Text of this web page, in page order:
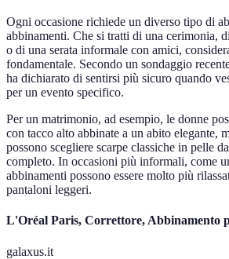
Ogni occasione richiede un diverso tipo di
abbinamenti. Che si tratti di una cerimonia,
o di una serata informale con amici,
fondamentale. Secondo un sondaggio
ha dichiarato di sentirsi più sicuro quando
per un evento specifico.
Per un matrimonio, ad esempio, le donne
con tacco alto abbinate a un abito elegante,
possono scegliere scarpe classiche in pelle
completo. In occasioni più informali, come
abbinamenti possono essere molto più
pantaloni leggeri.
L'Oréal Paris, Correttore, Abbinamento
galaxus.it